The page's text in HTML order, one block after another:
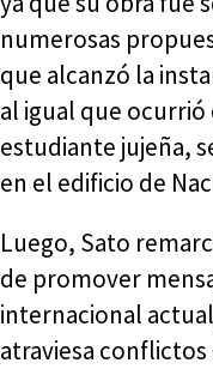
numerosas
que alcanzó la
al igual que
estudiante jujeña,
en el edificio de
Luego, Sato
de promover
internacional
atraviesa